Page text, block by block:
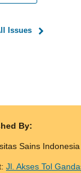
Issues
By:
Sains Indonesia
Jl. Akses Tol